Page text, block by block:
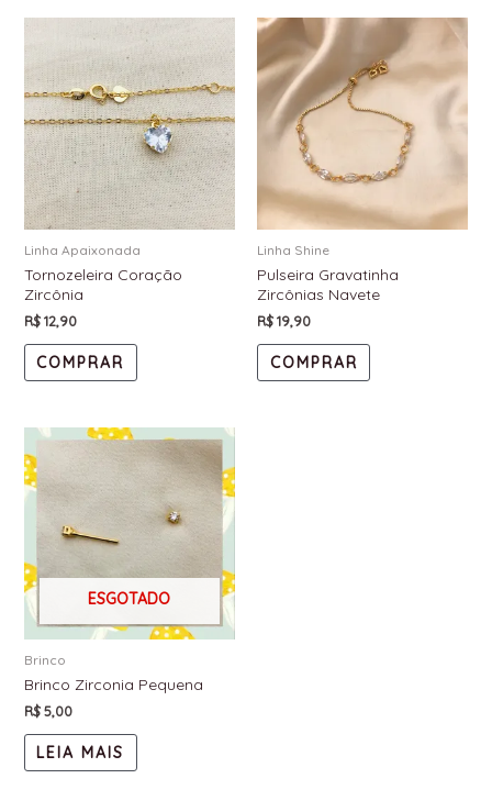
Linha Apaixonada
Tornozeleira Coração
Zircônia
R$12,90
COMPRAR
Linha Shine
Pulseira Gravatinha
Zircônias Navete
R$19,90
COMPRAR
ESGOTADO
Brinco
Brinco Zirconia Pequena
R$5,00
LEIA MAIS